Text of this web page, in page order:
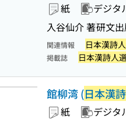
紙 デジタ
入谷仙介 著研文
関連情報 日本漢詩
掲載誌 日本漢詩人
館柳湾 (日本漢
紙 デジタ